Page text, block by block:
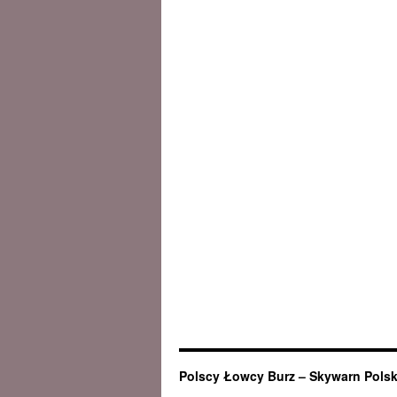
Polscy Łowcy Burz – Skywarn